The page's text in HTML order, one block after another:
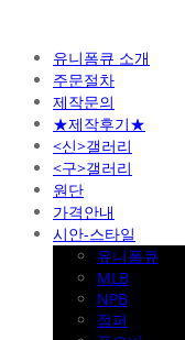
유니폼큐 소개
주문절차
제작문의
★제작후기★
<신>갤러리
<구>갤러리
원단
가격안내
시안-스타일
유니폼큐
MLB
NPB
점퍼